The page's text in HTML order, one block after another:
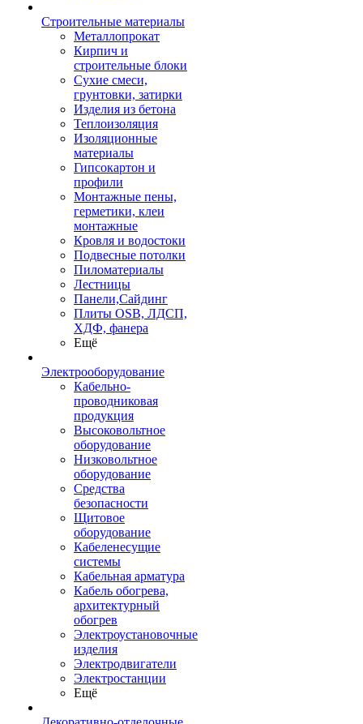
Строительные материалы
Металлопрокат
Кирпич и
строительные блоки
Сухие смеси,
грунтовки, затирки
Изделия из бетона
Теплоизоляция
Изоляционные
материалы
Гипсокартон и
профили
Монтажные пены,
герметики, клеи
монтажные
Кровля и водостоки
Подвесные потолки
Пиломатериалы
Лестницы
Панели,Сайдинг
Плиты OSB, ЛДСП,
ХДФ, фанера
Ещё
Электрооборудование
Кабельно-
проводниковая
продукция
Высоковольтное
оборудование
Низковольтное
оборудование
Средства
безопасности
Щитовое
оборудование
Кабеленесущие
системы
Кабельная арматура
Кабель обогрева,
архитектурный
обогрев
Электроустановочные
изделия
Электродвигатели
Электростанции
Ещё